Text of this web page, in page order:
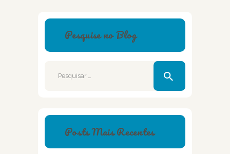
Pesquise no Blog
Posts Mais Recentes